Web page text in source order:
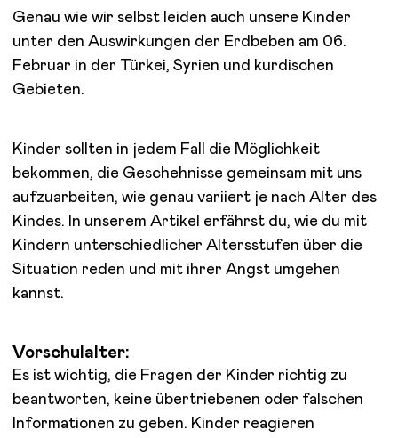
Genau wie wir selbst leiden auch unsere Kinder
unter den Auswirkungen der Erdbeben am 06.
Februar in der Türkei, Syrien und kurdischen
Gebieten.
Kinder sollten in jedem Fall die Möglichkeit
bekommen, die Geschehnisse gemeinsam mit uns
aufzuarbeiten, wie genau variiert je nach Alter des
Kindes. In unserem Artikel erfährst du, wie du mit
Kindern unterschiedlicher Altersstufen über die
Situation reden und mit ihrer Angst umgehen
kannst.
Vorschulalter:
Es ist wichtig, die Fragen der Kinder richtig zu
beantworten, keine übertriebenen oder falschen
Informationen zu geben. Kinder reagieren